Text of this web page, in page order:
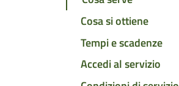
Cosa si ottiene
Tempi e scadenze
Accedi al servizio